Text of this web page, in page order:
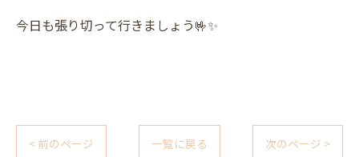
今日も張り切って行きましょう🤟✨
< 前のページ 一覧に戻る 次のページ >